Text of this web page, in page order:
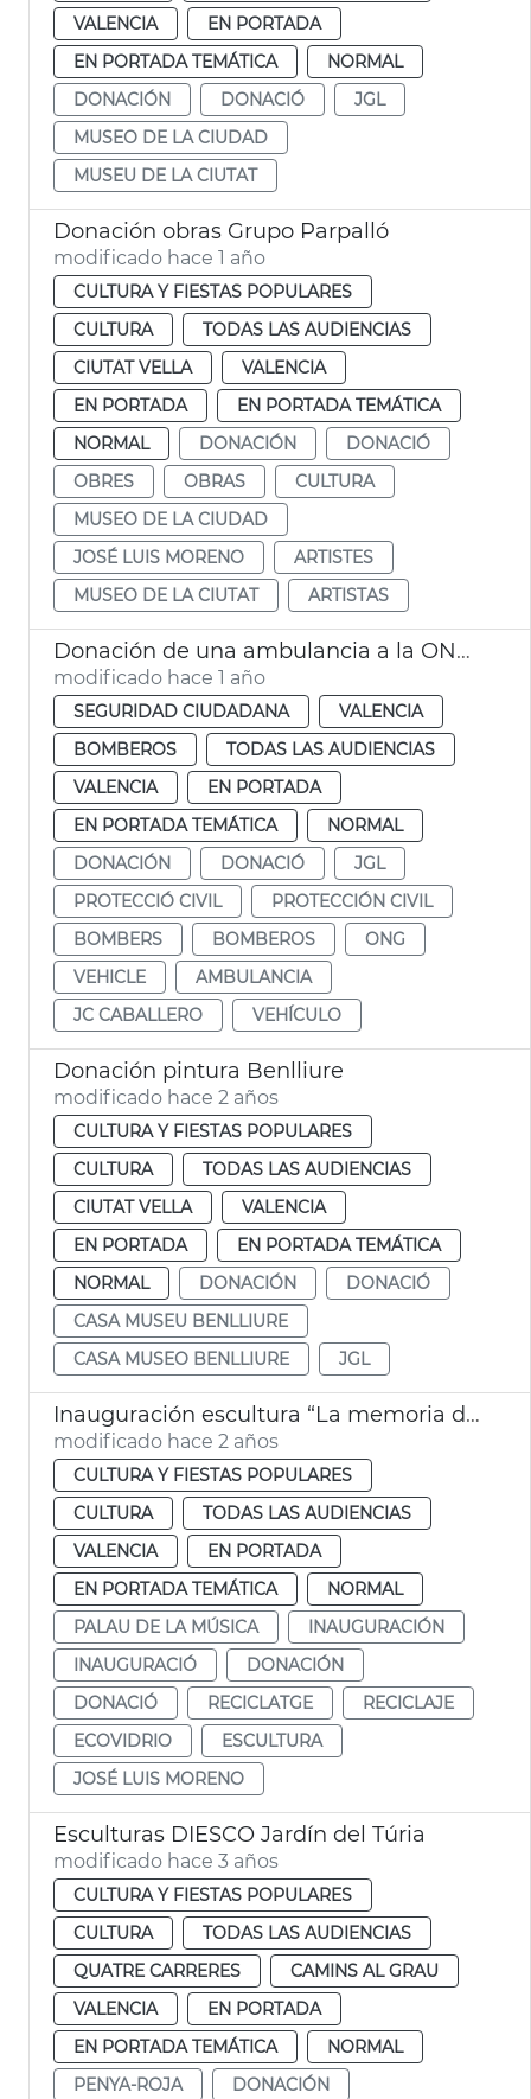
VALENCIA
EN PORTADA
EN PORTADA TEMÁTICA
NORMAL
DONACIÓN
DONACIÓ
JGL
MUSEO DE LA CIUDAD
MUSEU DE LA CIUTAT
Donación obras Grupo Parpalló
modificado hace 1 año
CULTURA Y FIESTAS POPULARES
CULTURA
TODAS LAS AUDIENCIAS
CIUTAT VELLA
VALENCIA
EN PORTADA
EN PORTADA TEMÁTICA
NORMAL
DONACIÓN
DONACIÓ
OBRES
OBRAS
CULTURA
MUSEO DE LA CIUDAD
JOSÉ LUIS MORENO
ARTISTES
MUSEO DE LA CIUTAT
ARTISTAS
Donación de una ambulancia a la ONG Bombers pel Món
modificado hace 1 año
SEGURIDAD CIUDADANA
VALENCIA
BOMBEROS
TODAS LAS AUDIENCIAS
VALENCIA
EN PORTADA
EN PORTADA TEMÁTICA
NORMAL
DONACIÓN
DONACIÓ
JGL
PROTECCIÓ CIVIL
PROTECCIÓN CIVIL
BOMBERS
BOMBEROS
ONG
VEHICLE
AMBULANCIA
JC CABALLERO
VEHÍCULO
Donación pintura Benlliure
modificado hace 2 años
CULTURA Y FIESTAS POPULARES
CULTURA
TODAS LAS AUDIENCIAS
CIUTAT VELLA
VALENCIA
EN PORTADA
EN PORTADA TEMÁTICA
NORMAL
DONACIÓN
DONACIÓ
CASA MUSEU BENLLIURE
CASA MUSEO BENLLIURE
JGL
Inauguración escultura “La memoria del vidrio” en el Palau
modificado hace 2 años
CULTURA Y FIESTAS POPULARES
CULTURA
TODAS LAS AUDIENCIAS
VALENCIA
EN PORTADA
EN PORTADA TEMÁTICA
NORMAL
PALAU DE LA MÚSICA
INAUGURACIÓN
INAUGURACIÓ
DONACIÓN
DONACIÓ
RECICLATGE
RECICLAJE
ECOVIDRIO
ESCULTURA
JOSÉ LUIS MORENO
Esculturas DIESCO Jardín del Túria
modificado hace 3 años
CULTURA Y FIESTAS POPULARES
CULTURA
TODAS LAS AUDIENCIAS
QUATRE CARRERES
CAMINS AL GRAU
VALENCIA
EN PORTADA
EN PORTADA TEMÁTICA
NORMAL
PENYA-ROJA
DONACIÓN